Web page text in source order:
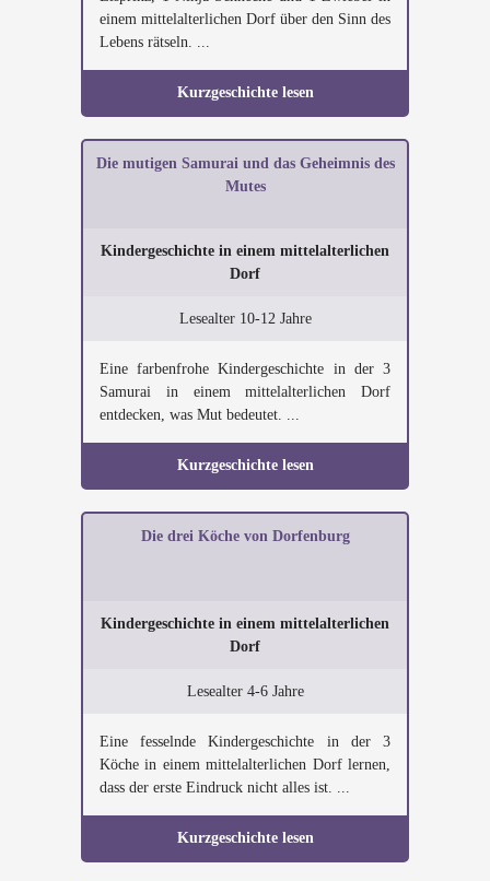
einem mittelalterlichen Dorf über den Sinn des
Lebens rätseln. ...
Kurzgeschichte lesen
Die mutigen Samurai und das Geheimnis des
Mutes
Kindergeschichte in einem mittelalterlichen
Dorf
Lesealter 10-12 Jahre
Eine farbenfrohe Kindergeschichte in der 3
Samurai in einem mittelalterlichen Dorf
entdecken, was Mut bedeutet. ...
Kurzgeschichte lesen
Die drei Köche von Dorfenburg
Kindergeschichte in einem mittelalterlichen
Dorf
Lesealter 4-6 Jahre
Eine fesselnde Kindergeschichte in der 3
Köche in einem mittelalterlichen Dorf lernen,
dass der erste Eindruck nicht alles ist. ...
Kurzgeschichte lesen